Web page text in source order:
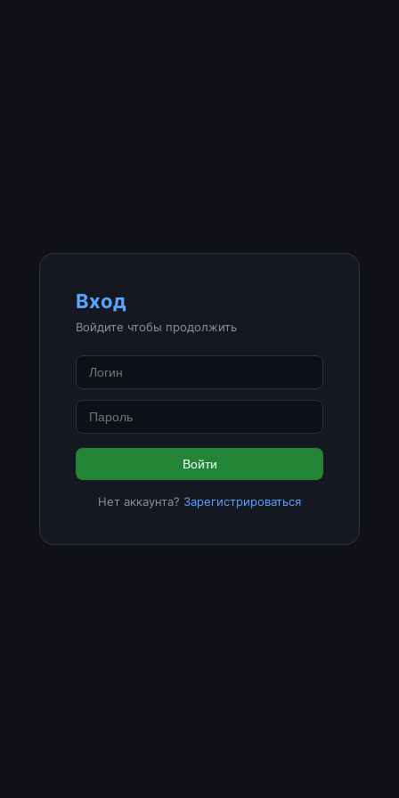
Вход
Войдите чтобы продолжить
Войти
Нет аккаунта? Зарегистрироваться